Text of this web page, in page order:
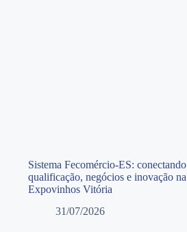
Sistema Fecomércio-ES: conectando
qualificação, negócios e inovação na
Expovinhos Vitória
31/07/2026